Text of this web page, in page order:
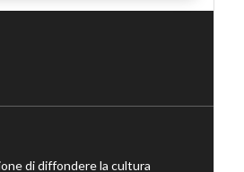
di diffondere la cultura